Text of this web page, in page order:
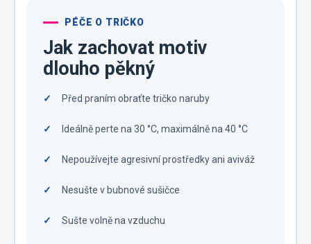
PÉČE O TRIČKO
Jak zachovat motiv
dlouho pěkný
Před praním obraťte tričko naruby
Ideálně perte na 30 °C, maximálně na 40 °C
Nepoužívejte agresivní prostředky ani aviváž
Nesušte v bubnové sušičce
Sušte volně na vzduchu